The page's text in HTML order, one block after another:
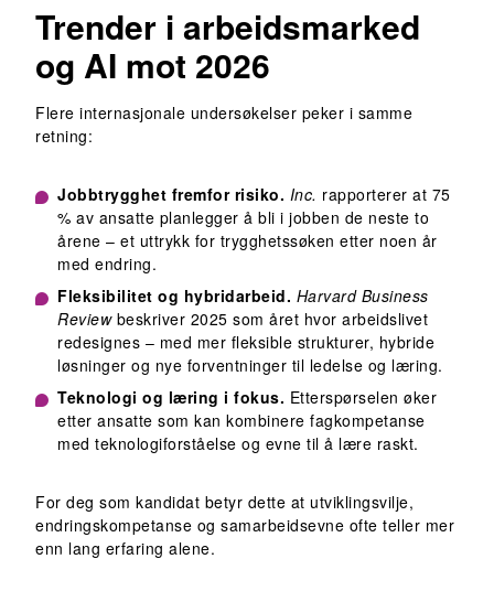
Trender i arbeidsmarked
og AI mot 2026
Flere internasjonale undersøkelser peker i samme
retning:
Jobbtrygghet fremfor risiko. Inc. rapporterer at 75
% av ansatte planlegger å bli i jobben de neste to
årene – et uttrykk for trygghetssøken etter noen år
med endring.
Fleksibilitet og hybridarbeid. Harvard Business
Reviewbeskriver 2025 som året hvor arbeidslivet
redesignes – med mer fleksible strukturer, hybride
løsninger og nye forventninger til ledelse og læring.
Teknologi og læring i fokus. Etterspørselen øker
etter ansatte som kan kombinere fagkompetanse
med teknologiforståelse og evne til å lære raskt.
For deg som kandidat betyr dette at utviklingsvilje,
endringskompetanse og samarbeidsevne ofte teller mer
enn lang erfaring alene.